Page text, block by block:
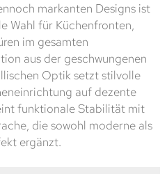
markanten Designs ist
Wahl für Küchenfronten,
im gesamten
aus der geschwungenen
Optik setzt stilvolle
auf dezente
funktionale Stabilität mit
die sowohl moderne als
ergänzt.